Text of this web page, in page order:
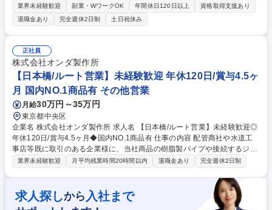
です。当社の強みはお客様を食品原料、包装資材、食品機械の全方向から
トータルにサポートできることです。 【業務内容】＜包材や材料提案、納
品や商談＞ ・毎週決まったお客様の所への材料の納品や商品の紹介 ・
日々の営業活動の中でお客様のニーズ等をキャッチし、そのニーズに合っ
た材料や包装資材などのトータルプロデュースを行っていただきます。★
既存メインで新規開拓3割程！紹介もあり。 ・新商品の材料提案は、お客
様の要望やイメージをしっかりヒアリングし多種多様な材料の中から合う
ものを提案していきます。 募集職種 横浜【専任営業/ルート営業】賞与6.1
か月/完全週休2日/土日休/年間休日122日
業界未経験歓迎 副業・WワークOK 年間休日120日以上
資格取得支援あり
退職金あり
完全週休2日制 土日祝休み
正社員
株式会社オンダ製作所
【日本橋/ルート営業】未経験歓迎 年休120日/賞与4.5ヶ
月 国内NO.1商品有 その他営業
月給30万円～35万円
東京都中央区
企業名 株式会社オンダ製作所 求人名 【日本橋/ルート営業】未経験歓迎◎
年休120日/賞与4.5ヶ月◆国内NO.1商品有 仕事の内容 配管商社や水道工
事店等既に取引のある企業様に、当社商品の樹脂製パイプや接続するジョ
イントやバルブなどを、顧客の困りごとを解決する形で提案する営業で
工を楽にしたい」など、現場の困りごとに応じた商品提案 ・施工現場での
フォロー(配管工事等の実作業は含みませんが、弊社瑕疵による施工不良
発生の場合、点検や製品交換作業が発生する場合あり) ・社内での見積作
業界未経験歓迎 月平均残業時間20時間以内 退職金あり 完全週休2日制
求人探しから 入社まで